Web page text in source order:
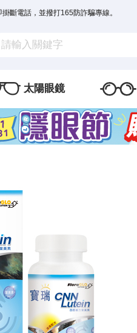
斷電話，並撥打165防詐騙專線。
太陽眼鏡